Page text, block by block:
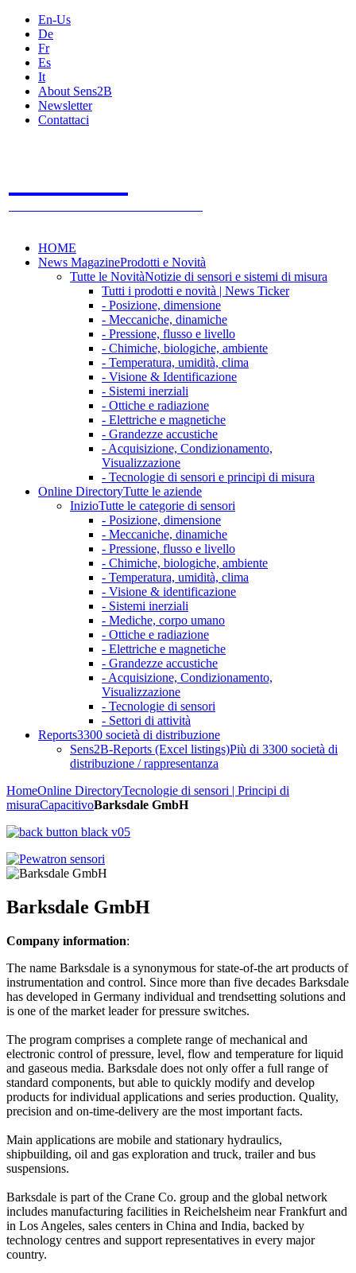
En-Us
De
Fr
Es
It
About Sens2B
Newsletter
Contattaci
HOME
News MagazineProdotti e Novità
Tutte le NovitàNotizie di sensori e sistemi di misura
Tutti i prodotti e novità | News Ticker
- Posizione, dimensione
- Meccaniche, dinamiche
- Pressione, flusso e livello
- Chimiche, biologiche, ambiente
- Temperatura, umidità, clima
- Visione & Identificazione
- Sistemi inerziali
- Ottiche e radiazione
- Elettriche e magnetiche
- Grandezze accustiche
- Acquisizione, Condizionamento,
Visualizzazione
- Tecnologie di sensori e principi di misura
Online DirectoryTutte le aziende
InizioTutte le categorie di sensori
- Posizione, dimensione
- Meccaniche, dinamiche
- Pressione, flusso e livello
- Chimiche, biologiche, ambiente
- Temperatura, umidità, clima
- Visione & identificazione
- Sistemi inerziali
- Mediche, corpo umano
- Ottiche e radiazione
- Elettriche e magnetiche
- Grandezze accustiche
- Acquisizione, Condizionamento,
Visualizzazione
- Tecnologie di sensori
- Settori di attività
Reports3300 società di distribuzione
Sens2B-Reports (Excel listings)Più di 3300 società di
distribuzione / rappresentanza
HomeOnline DirectoryTecnologie di sensori | Principi di
misuraCapacitivoBarksdale GmbH
Barksdale GmbH
Company information:
The name Barksdale is a synonymous for state-of-the art products of
instrumentation and control. Since more than five decades Barksdale
has developed in Germany individual and trendsetting solutions and
is one of the market leader for pressure switches.
The program comprises a complete range of mechanical and
electronic control of pressure, level, flow and temperature for liquid
and gaseous media. Barksdale does not only offer a full range of
standard components, but able to quickly modify and develop
products for individual applications and series production. Quality,
precision and on-time-delivery are the most important facts.
Main applications are mobile and stationary hydraulics,
shipbuilding, oil and gas exploration and truck, trailer and bus
suspensions.
Barksdale is part of the Crane Co. group and the global network
includes manufacturing facilities in Reichelsheim near Frankfurt and
in Los Angeles, sales centers in China and India, backed by
technology centres and support representatives in every major
country.